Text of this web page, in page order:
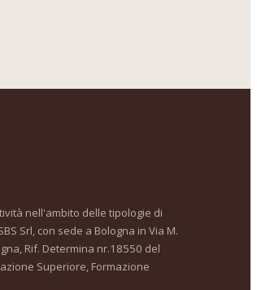
nell'ambito delle tipologie di
Srl, con sede a Bologna in Via M.
Rif. Determina nr.18550 del
Superiore, Formazione